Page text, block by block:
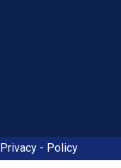
Privacy - Policy